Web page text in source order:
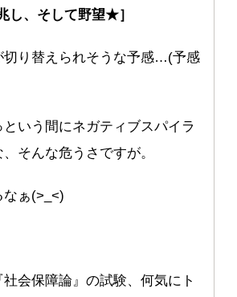
し、そして野望★］
切り替えられそうな予感…(予感
いう間にネガティブスパイラ
そんな危うさですが。
なぁ(>_<)
会保障論』の試験、何気にト